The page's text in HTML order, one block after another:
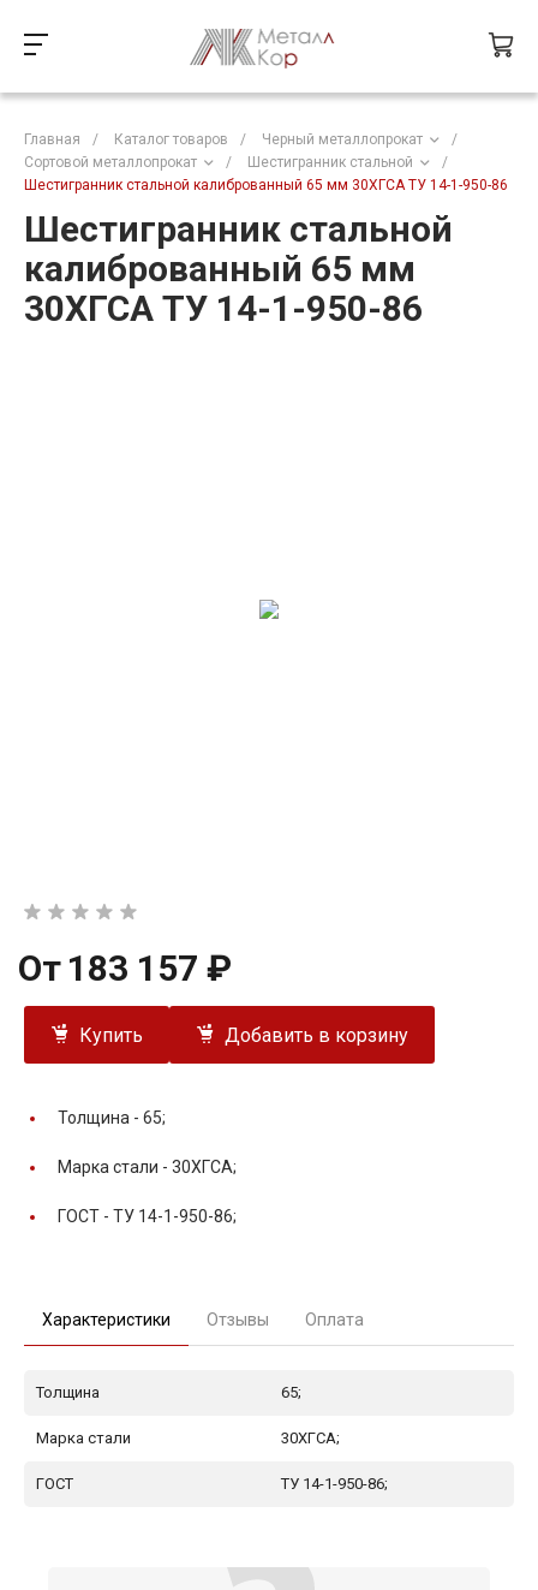
Главная / Каталог товаров / Черный металлопрокат
/
Сортовой металлопрокат
/ Шестигранник стальной
/
Шестигранник стальной калиброванный 65 мм 30ХГСА ТУ 14-1-950-86
Шестигранник стальной
калиброванный 65 мм
30ХГСА ТУ 14-1-950-86
От 183 157 ₽
Купить Добавить в корзину
Толщина - 65;
Марка стали - 30ХГСА;
ГОСТ - ТУ 14-1-950-86;
Характеристики Отзывы Оплата
Толщина 65;
Марка стали 30ХГСА;
ГОСТ ТУ 14-1-950-86;